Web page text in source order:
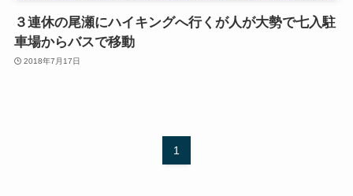
３連休の尾瀬にハイキングへ行くが人が大勢で七入駐
車場からバスで移動
2018年7月17日
1